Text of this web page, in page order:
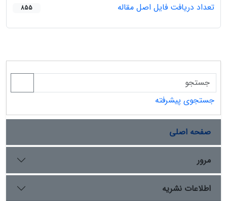
تعداد دریافت فایل اصل مقاله 855
جستجوی پیشرفته
صفحه اصلی
مرور
اطلاعات نشریه